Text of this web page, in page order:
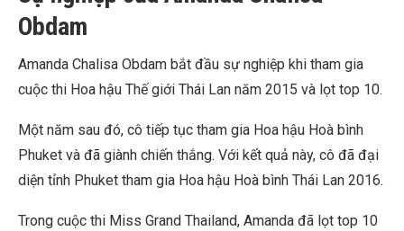
Obdam
Amanda Chalisa Obdam bắt đầu sự nghiệp khi tham gia
cuộc thi Hoa hậu Thế giới Thái Lan năm 2015 và lọt top 10.
Một năm sau đó, cô tiếp tục tham gia Hoa hậu Hoà bình
Phuket và đã giành chiến thắng. Với kết quả này, cô đã đại
diện tỉnh Phuket tham gia Hoa hậu Hoà bình Thái Lan 2016.
Trong cuộc thi Miss Grand Thailand, Amanda đã lọt top 10